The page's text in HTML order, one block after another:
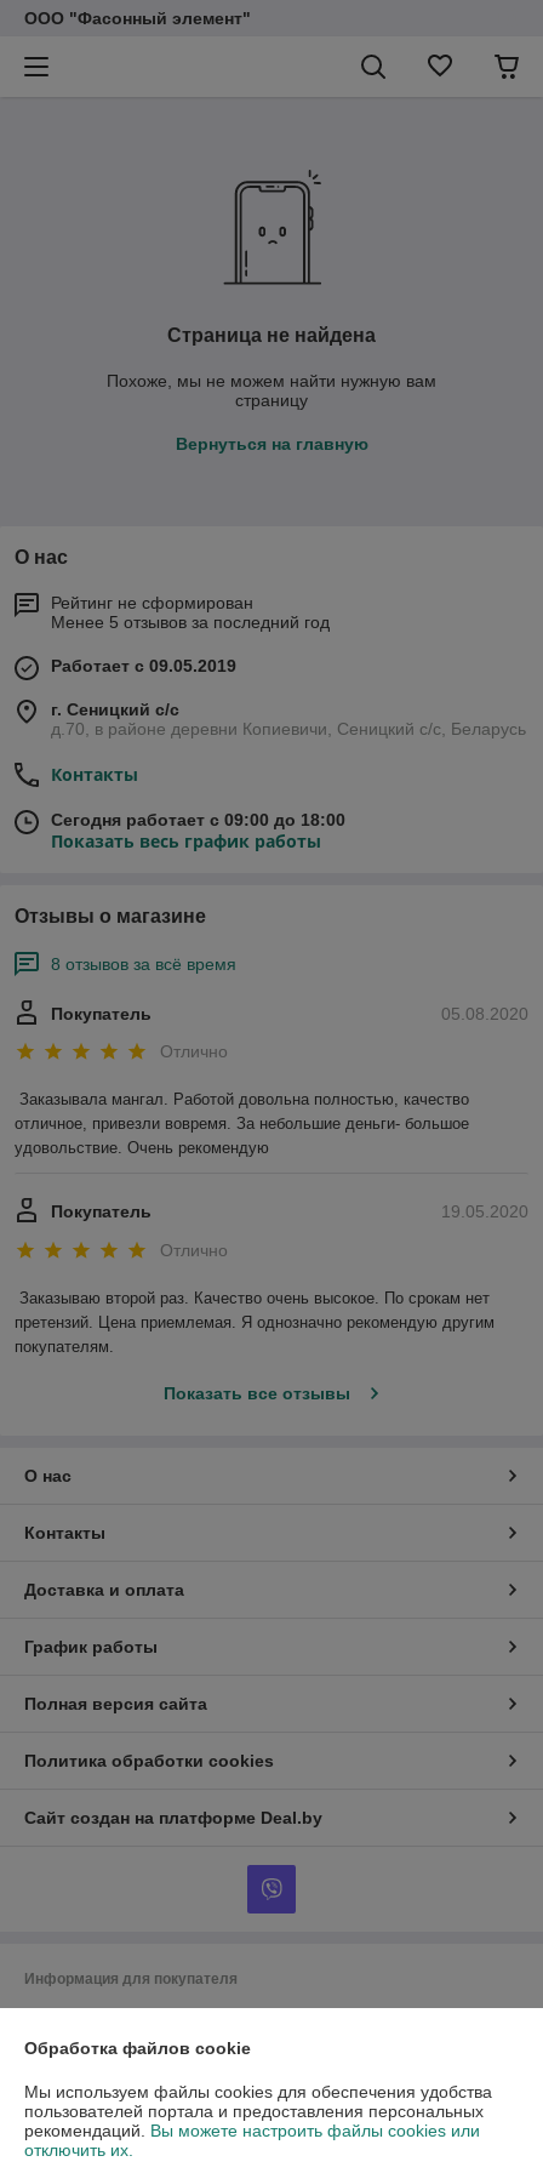
ООО "Фасонный элемент"
Страница не найдена
Похоже, мы не можем найти нужную вам
страницу
Вернуться на главную
О нас
Рейтинг не сформирован
Менее 5 отзывов за последний год
Работает с 09.05.2019
г. Сеницкий с/c
д.70, в районе деревни Копиевичи, Сеницкий с/c, Беларусь
Контакты
Сегодня работает с 09:00 до 18:00
Показать весь график работы
Отзывы о магазине
8 отзывов за всё время
05.08.2020
Покупатель
Отлично
Заказывала мангал. Работой довольна полностью, качество
отличное, привезли вовремя. За небольшие деньги- большое
удовольствие. Очень рекомендую
19.05.2020
Покупатель
Отлично
Заказываю второй раз. Качество очень высокое. По срокам нет
претензий. Цена приемлемая. Я однозначно рекомендую другим
покупателям.
Показать все отзывы
О нас
Контакты
Доставка и оплата
График работы
Полная версия сайта
Политика обработки cookies
Сайт создан на платформе Deal.by
Информация для покупателя
Республика Беларусь, Минска обл., Минский р-н, Сеницкий с/c, д.70, в
Регистрационный номер ЕГР: 692237454
УНП: 692237454
Обработка файлов cookie
Мы используем файлы cookies для обеспечения удобства
пользователей портала и предоставления персональных
рекомендаций. Вы можете настроить файлы cookies или
отключить их.